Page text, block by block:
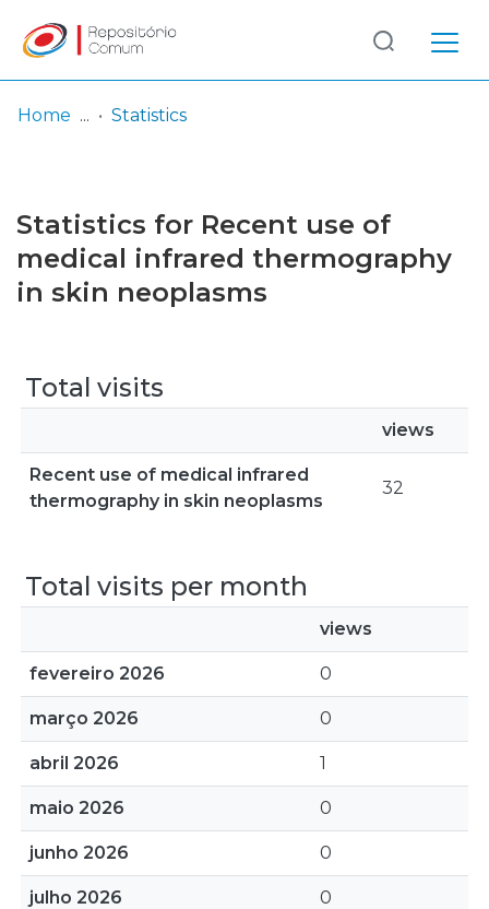
Browse repository
Entities
Log
In
(current)
Home Statistics
Statistics for Recent use of
medical infrared thermography
in skin neoplasms
Total visits
views
Recent use of medical infrared
thermography in skin neoplasms
32
Total visits per month
views
fevereiro 2026 0
março 2026 0
abril 2026 1
maio 2026 0
junho 2026 0
julho 2026 0